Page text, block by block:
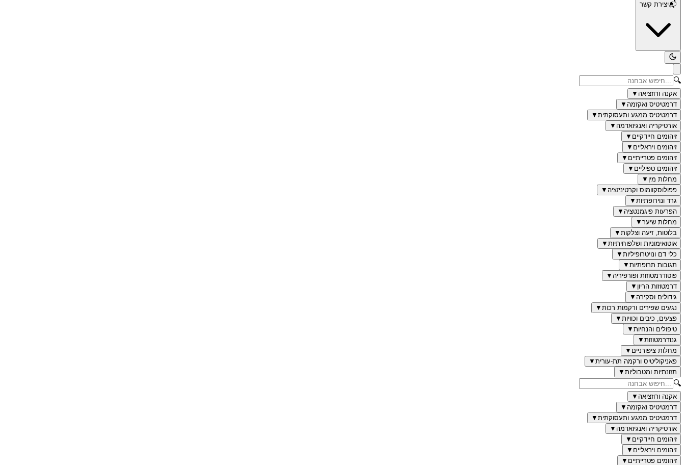
📬יצירת קשר
🔍
אקנה ורוזציאה ▼
דרמטיטיס ואקזמה ▼
דרמטיטיס ממגע ותעסוקתית ▼
אורטיקריה ואנגיואדמה ▼
זיהומים חיידקיים ▼
זיהומים ויראליים ▼
זיהומים פטרייתיים ▼
זיהומים טפיליים ▼
מחלות מין ▼
פפולוסקוומוס וקרטיניזציה ▼
גרד ונוירופתיות ▼
הפרעות פיגמנטציה ▼
מחלות שיער ▼
בלוטות, זיעה וצלקות ▼
אוטואימוניות ושלפוחיתיות ▼
כלי דם ונויטרופיליות ▼
תגובות תרופתיות ▼
פוטודרמטוזות ופורפיריה ▼
דרמטוזות הריון ▼
גידולים וסקירה ▼
נגעים שפירים ורקמות רכות ▼
פצעים, כיבים וכוויות ▼
טיפולים והנחיות ▼
גנודרמטוזות ▼
מחלות ציפורניים ▼
פאניקוליטיס ורקמה תת-עורית ▼
תזונתיות ומטבוליות ▼
🔍
אקנה ורוזציאה ▼
דרמטיטיס ואקזמה ▼
דרמטיטיס ממגע ותעסוקתית ▼
אורטיקריה ואנגיואדמה ▼
זיהומים חיידקיים ▼
זיהומים ויראליים ▼
זיהומים פטרייתיים ▼